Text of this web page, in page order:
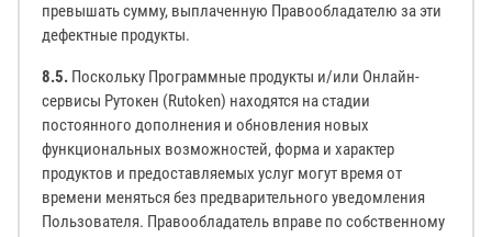
превышать сумму, выплаченную Правообладателю за эти
дефектные продукты.
8.5. Поскольку Программные продукты и/или Онлайн-
сервисы Рутокен (Rutoken) находятся на стадии
постоянного дополнения и обновления новых
функциональных возможностей, форма и характер
продуктов и предоставляемых услуг могут время от
времени меняться без предварительного уведомления
Пользователя. Правообладатель вправе по собственному